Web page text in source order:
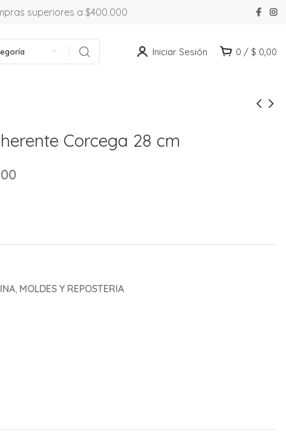
superiores a $400.000
Iniciar Sesión 0 / $ 0,00
Corcega 28 cm
MOLDES Y REPOSTERIA